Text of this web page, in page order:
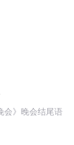
会》晚会结尾语